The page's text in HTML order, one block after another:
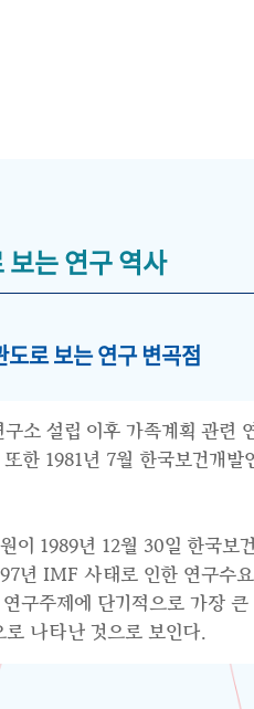
는 연구 역사
로 보는 연구 변곡점
소 설립 이후 가족계획 관련
한 1981년 7월 한국보건개
이 1989년 12월 30일 한국
년 IMF 사태로 인한 연구수
구주제에 단기적으로 가장
로 나타난 것으로 보인다.